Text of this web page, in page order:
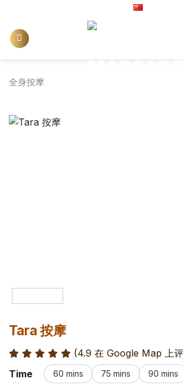
content
全身按摩
Tara 按摩
(4.9 在 Google Map 上
Time
60 mins 75 mins 90 mins